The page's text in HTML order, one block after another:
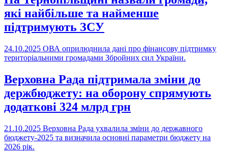
які найбільше та найменше
підтримують ЗСУ
24.10.2025 ОВА оприлюднила дані про фінансову підтримку
територіальними громадами Збройних сил України.
Верховна Рада підтримала зміни до
держбюджету: на оборону спрямують
додаткові 324 млрд грн
21.10.2025 Верховна Рада ухвалила зміни до державного
бюджету-2025 та визначила основні параметри бюджету на
2026 рік.